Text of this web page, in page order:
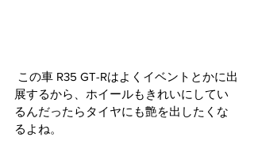
展するから、ホイールもきれいにしてい
るんだったらタイヤにも艶を出したくな
るよね。